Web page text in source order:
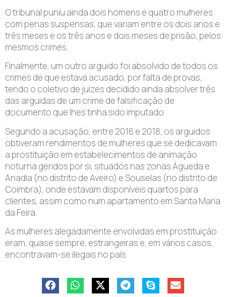
O tribunal puniu ainda dois homens e quatro mulheres
com penas suspensas, que variam entre os dois anos e
três meses e os três anos e dois meses de prisão, pelos
mesmos crimes.
Finalmente, um outro arguido foi absolvido de todos os
crimes de que estava acusado, por falta de provas,
tendo o coletivo de juízes decidido ainda absolver três
das arguidas de um crime de falsificação de
documento que lhes tinha sido imputado.
Segundo a acusação, entre 2016 e 2018, os arguidos
obtiveram rendimentos de mulheres que se dedicavam
a prostituição em estabelecimentos de animação
noturna geridos por si, situados nas zonas Águeda e
Anadia (no distrito de Aveiro) e Souselas (no distrito de
Coimbra), onde estavam disponíveis quartos para
clientes, assim como num apartamento em Santa Maria
da Feira.
As mulheres alegadamente envolvidas em prostituição
eram, quase sempre, estrangeiras e, em vários casos,
encontravam-se ilegais no país.